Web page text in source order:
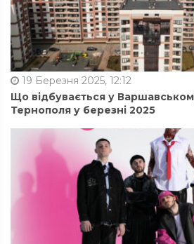
19 Березня 2025, 12:12
Що відбувається у
Тернополя у березні 2025